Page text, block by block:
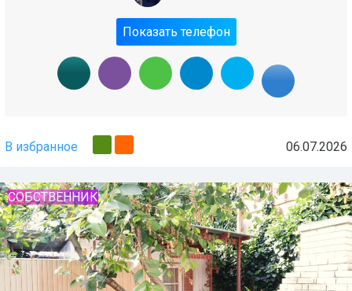
Показать телефон
В избранное 06.07.2026
СОБСТВЕННИК